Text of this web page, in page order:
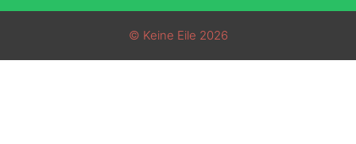
© Keine Eile 2026